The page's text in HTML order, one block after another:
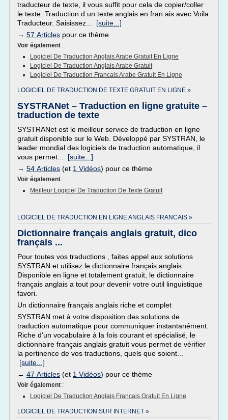
traducteur de texte, il vous suffit pour cela de copier/coller
le texte. Traduction d.un texte anglais en fran ais avec Voila
Traducteur. Saisissez... [suite...]
→ 57 Articles pour ce thème
Voir également :
Logiciel De Traduction Anglais Arabe Gratuit En Ligne
Logiciel De Traduction Anglais Arabe Gratuit
Logiciel De Traduction Francais Arabe Gratuit En Ligne
LOGICIEL DE TRADUCTION DE TEXTE GRATUIT EN LIGNE »
SYSTRANet – Traduction en ligne gratuite –
traduction de texte
SYSTRANet est le meilleur service de traduction en ligne
gratuit disponible sur le Web. Développé par SYSTRAN, le
leader mondial des logiciels de traduction automatique, il
vous permet... [suite...]
→ 54 Articles (et 1 Vidéos) pour ce thème
Voir également :
Meilleur Logiciel De Traduction De Texte Gratuit
LOGICIEL DE TRADUCTION EN LIGNE ANGLAIS FRANCAIS »
Dictionnaire français anglais gratuit, dico
français ...
Pour toutes vos traductions , faites appel aux solutions
SYSTRAN et utilisez le dictionnaire français anglais.
Disponible en ligne et totalement gratuit, le dictionnaire
français anglais a tout pour devenir votre outil linguistique
favori.
Un dictionnaire français anglais riche et complet
SYSTRAN met à votre disposition des solutions de
traduction automatique pour communiquer instantanément.
Riche d'un vocabulaire à la fois courant et spécialisé, le
dictionnaire français anglais gratuit vous permet de vérifier
la pertinence de vos traductions, quels que soient...
[suite...]
→ 47 Articles (et 1 Vidéos) pour ce thème
Voir également :
Logiciel De Traduction Anglais Francais Gratuit En Ligne
LOGICIEL DE TRADUCTION SUR INTERNET »